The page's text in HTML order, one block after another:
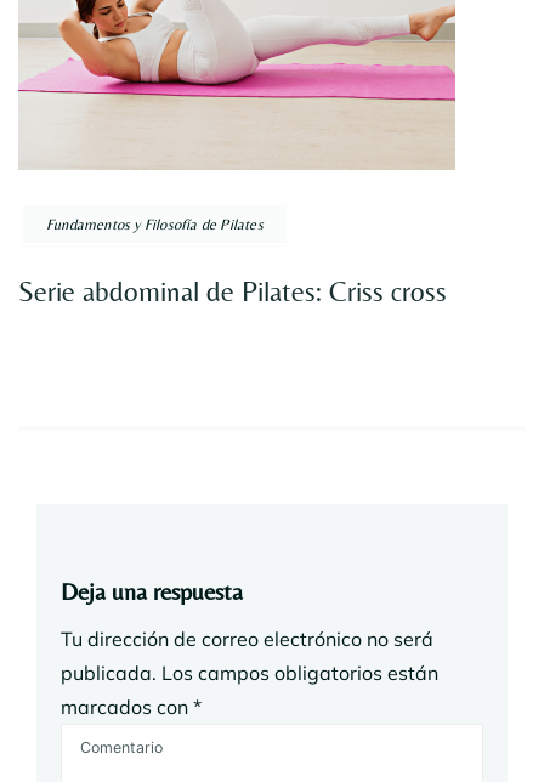
Fundamentos y Filosofía de Pilates
Serie abdominal de Pilates: Criss cross
Deja una respuesta
Tu dirección de correo electrónico no será
publicada. Los campos obligatorios están
marcados con *